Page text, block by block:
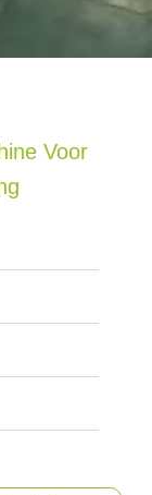
Voor